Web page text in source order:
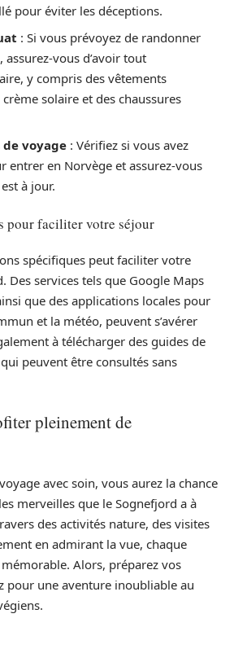
pour éviter les déceptions.
: Si vous prévoyez de randonner
vous d’avoir tout
y compris des vêtements
solaire et des chaussures
voyage : Vérifiez si vous avez
entrer en Norvège et assurez-vous
à jour.
pour faciliter votre séjour
spécifiques peut faciliter votre
Des services tels que Google Maps
que des applications locales pour
et la météo, peuvent s’avérer
à télécharger des guides de
peuvent être consultés sans
pleinement de
avec soin, vous aurez la chance
merveilles que le Sognefjord a à
des activités nature, des visites
en admirant la vue, chaque
Alors, préparez vos
pour une aventure inoubliable au